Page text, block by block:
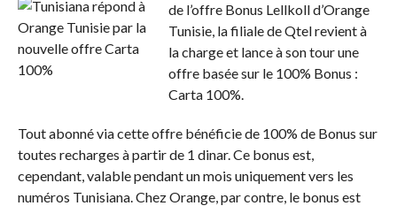
de l’offre Bonus Lellkoll d’Orange
Tunisie, la filiale de Qtel revient à
la charge et lance à son tour une
offre basée sur le 100% Bonus :
Carta 100%.
Tout abonné via cette offre bénéficie de 100% de Bonus sur
toutes recharges à partir de 1 dinar. Ce bonus est,
cependant, valable pendant un mois uniquement vers les
numéros Tunisiana. Chez Orange, par contre, le bonus est